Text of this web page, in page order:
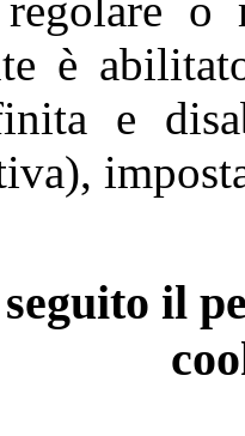
è
e
il